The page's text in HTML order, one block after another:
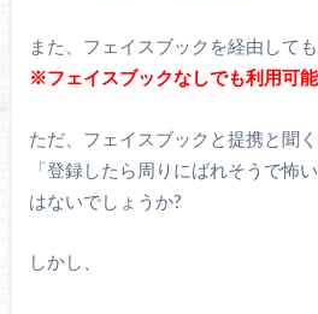
また、フェイスブックを経由して
※フェイスブックなしでも利用可能
ただ、フェイスブックと提携と聞く
「登録したら周りにばれそうで怖
はないでしょうか?
しかし、